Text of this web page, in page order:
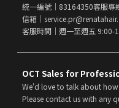
統一編號｜83164350客服專
信箱｜
客服時間｜週一至週五 9:00-
OCT Sales for
We'd love to talk about
Please contact us with any